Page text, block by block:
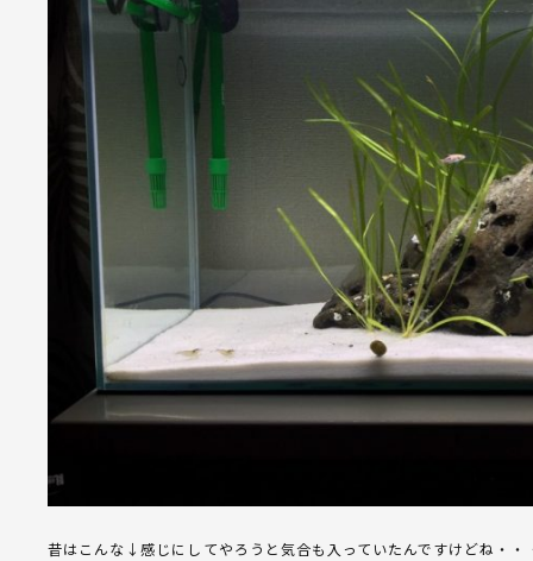
昔はこんな↓感じにしてやろうと気合も入っていたんですけどね・・